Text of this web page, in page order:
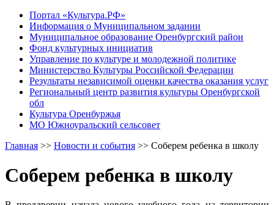
Портал «Культура.РФ»
Информация о Муниципальном задании
Муниципальное образование Оренбургский район
Фонд культурных инициатив
Управление по культуре и молодежной политике
Министерство Культуры Российской Федерации
Результаты независимой оценки качества оказания услуг
Региональный центр развития культуры Оренбургской
обл
Культура Оренбуржья
МО Южноуральский сельсовет
Главная >> Новости и события >> Соберем ребенка в школу
Соберем ребенка в школу